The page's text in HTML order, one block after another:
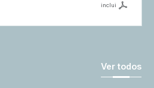
inclui
Ver todos